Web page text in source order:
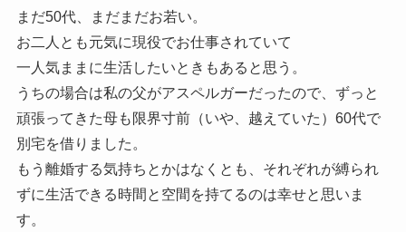
まだ50代、まだまだお若い。
お二人とも元気に現役でお仕事されていて
一人気ままに生活したいときもあると思う。
うちの場合は私の父がアスペルガーだったので、ずっと
頑張ってきた母も限界寸前（いや、越えていた）60代で
別宅を借りました。
もう離婚する気持ちとかはなくとも、それぞれが縛られ
ずに生活できる時間と空間を持てるのは幸せと思いま
す。